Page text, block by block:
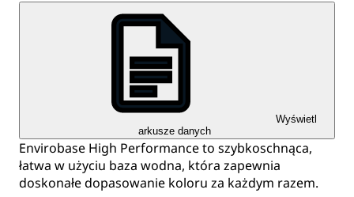
Wyświetl
arkusze danych
Envirobase High Performance to szybkoschnąca,
łatwa w użyciu baza wodna, która zapewnia
doskonałe dopasowanie koloru za każdym razem.